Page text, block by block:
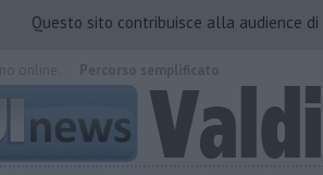
Questo sito contribuisce alla audience di